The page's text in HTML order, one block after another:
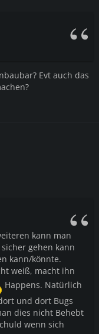
Evt auch das
kann man
gehen kann
kann/könnte.
weiß, macht ihn
Happens. Natürlich
und dort Bugs
dies nicht Behebt
wenn sich